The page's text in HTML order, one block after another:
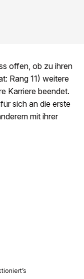
offen, ob zu ihren
Rang 11) weitere
Karriere beendet.
sich an die erste
mit ihrer